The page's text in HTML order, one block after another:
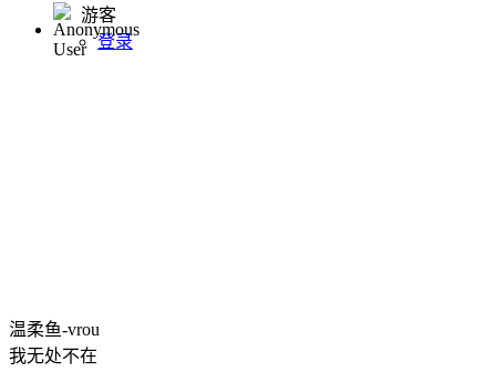
游客
登录
温柔鱼-vrou
我无处不在